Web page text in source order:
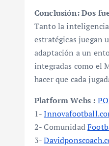
Conclusión: Dos
Tanto la
estratégicas juegan
adaptación a un
integradas como el
hacer que cada
Platform Webs :
1-
2- Comunidad
3-